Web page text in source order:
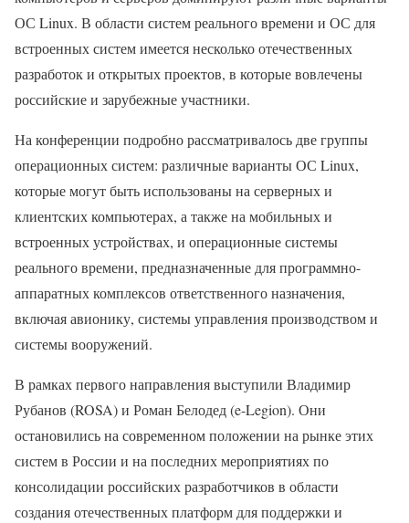
ОС Linux. В области систем реального времени и ОС для
встроенных систем имеется несколько отечественных
разработок и открытых проектов, в которые вовлечены
российские и зарубежные участники.
На конференции подробно рассматривалось две группы
операционных систем: различные варианты ОС Linux,
которые могут быть использованы на серверных и
клиентских компьютерах, а также на мобильных и
встроенных устройствах, и операционные системы
реального времени, предназначенные для программно-
аппаратных комплексов ответственного назначения,
включая авионику, системы управления производством и
системы вооружений.
В рамках первого направления выступили Владимир
Рубанов (ROSA) и Роман Белодед (e-Legion). Они
остановились на современном положении на рынке этих
систем в России и на последних мероприятиях по
консолидации российских разработчиков в области
создания отечественных платформ для поддержки и